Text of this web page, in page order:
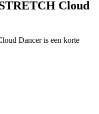
Cloud
Dancer is een korte